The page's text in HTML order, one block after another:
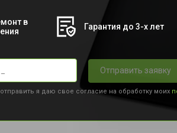
в
Гарантия до 3-х лет
Отправить заявку
я даю свое согласие на обработку моих